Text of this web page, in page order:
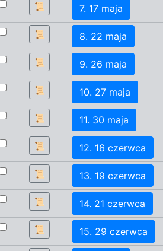
📜 7. 17 maja
📜 8. 22 maja
📜 9. 26 maja
📜 10. 27 maja
📜 11. 30 maja
📜 12. 16 czerwca
📜 13. 19 czerwca
📜 14. 21 czerwca
📜 15. 29 czerwca